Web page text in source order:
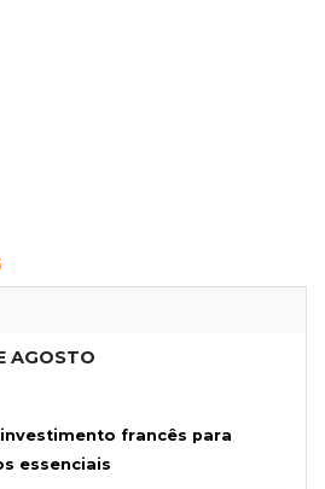
AGOSTO
francês para
essenciais